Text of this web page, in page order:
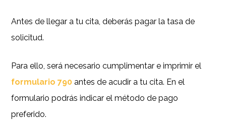
Antes de llegar a tu cita, deberás pagar la tasa de
solicitud.
Para ello, será necesario cumplimentar e imprimir el
formulario 790 antes de acudir a tu cita. En el
formulario podrás indicar el método de pago
preferido.